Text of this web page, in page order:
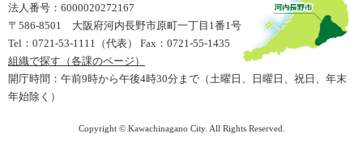
法人番号：6000020272167
〒586-8501 大阪府河内長野市原町一丁目1番1号
Tel：0721-53-1111（代表） Fax：0721-55-1435
組織で探す（各課のページ）
開庁時間：午前9時から午後4時30分まで（土曜日、日曜日、祝日、年末
年始除く）
Copyright © Kawachinagano City. All Rights Reserved.